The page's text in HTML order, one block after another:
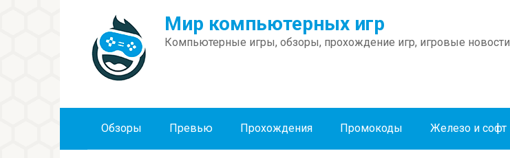
Мир компьютерных игр
Компьютерные игры, обзоры, прохождение игр, игровые новости
Обзоры Превью Прохождения Промокоды Железо и софт